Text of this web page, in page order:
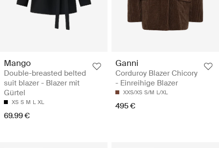
Mango
Double-breasted belted
suit blazer - Blazer mit
Gürtel
XS S M L XL
69.99 €
Ganni
Corduroy Blazer Chicory
- Einreihige Blazer
XXS/XS S/M L/XL
495 €